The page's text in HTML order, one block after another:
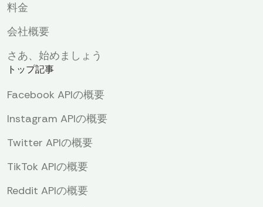
料金
会社概要
さあ、始めましょう
トップ記事
Facebook APIの概要
Instagram APIの概要
Twitter APIの概要
TikTok APIの概要
Reddit APIの概要